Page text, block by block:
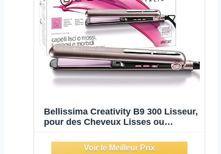
Bellissima Creativity B9 300 Lisseur,
pour des Cheveux Lisses ou
Réglage de la Température de 150 à